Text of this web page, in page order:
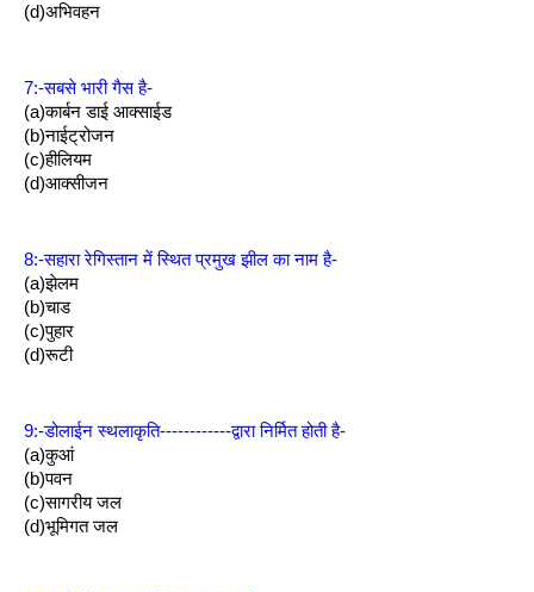
(d)अभिवहन
7:-सबसे भारी गैस है-
(a)कार्बन डाई आक्साईड
(b)नाईट्रोजन
(c)हीलियम
(d)आक्सीजन
8:-सहारा रेगिस्तान में स्थित प्रमुख झील का नाम है-
(a)झेलम
(b)चाड
(c)पुहार
(d)रूटी
9:-डोलाईन स्थलाकृति------------द्वारा निर्मित होती है-
(a)कुआं
(b)पवन
(c)सागरीय जल
(d)भूमिगत जल